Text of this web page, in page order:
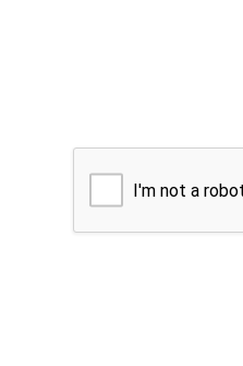
I'm not a